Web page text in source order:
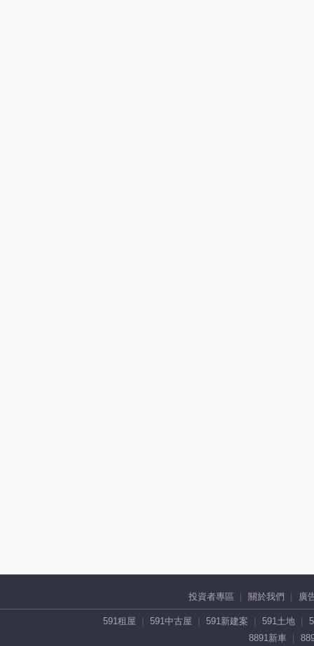
投資者專區 關於我們 廣
591租屋 591中古屋 591新建案 591土地
8891新車